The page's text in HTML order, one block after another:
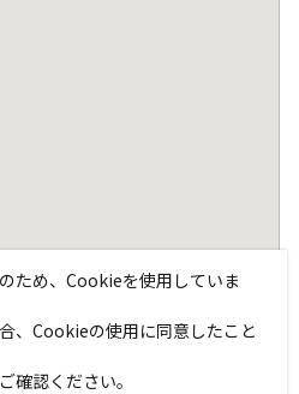
ため、Cookieを使用していま
、Cookieの使用に同意したこと
確認ください。